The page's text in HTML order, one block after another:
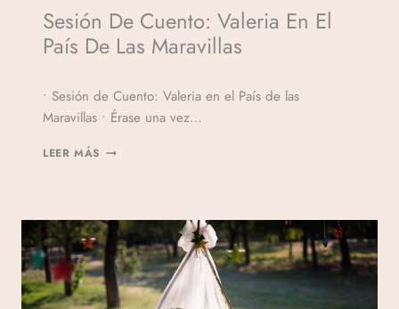
Sesión De Cuento: Valeria En El
País De Las Maravillas
Veronicamulio
• Sesión de Cuento: Valeria en el País de las
Maravillas • Érase una vez…
LEER MÁS